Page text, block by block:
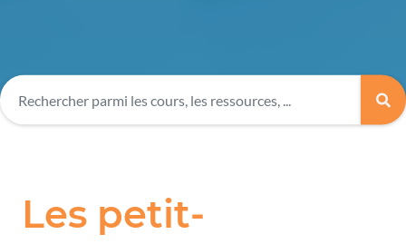
Les petit-